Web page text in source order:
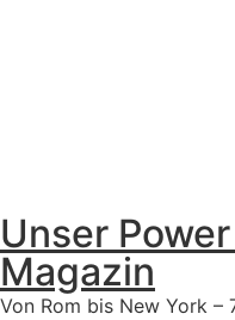
Unser
Magazin
Von Rom bis New York –